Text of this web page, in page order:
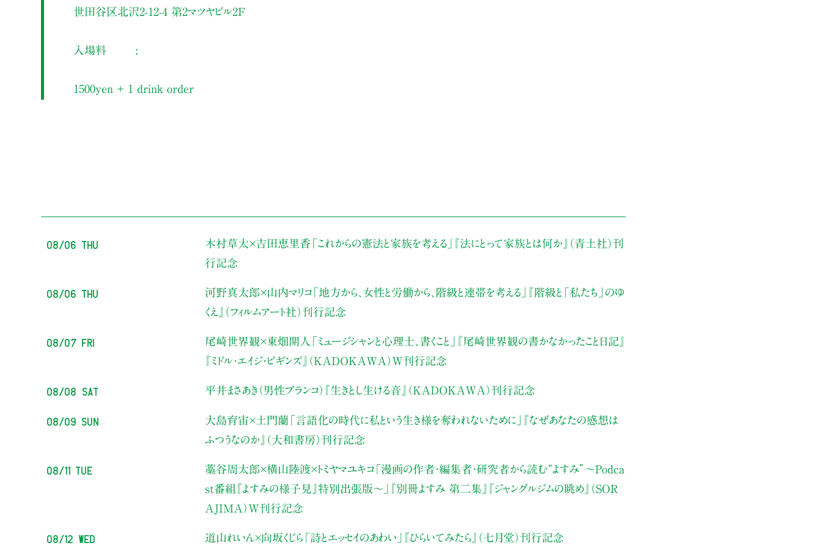
世田谷区北沢2-12-4 第2マツヤビル2F
入場料
1500yen ＋ 1 drink order
08/06 Thu 木村草太×吉田恵里香 「これからの憲法と家族を考える」
『法にとって家族とは何か』（青土社）刊
行記念
08/06 Thu 河野真太郎×山内マリコ「地方から、女性と労働から、階級と連帯を考える」
『階級と「私たち」のゆ
くえ』（フィルムアート社）刊行記念
08/07 Fri 尾崎世界観×東畑開人 「ミュージシャンと心理士、書くこと」
『尾崎世界観の書かなかったこと日記』
『ミドル・エイジ・ビギンズ』（KADOKAWA）W刊行記念
08/08 Sat 平井まさあき（男性ブランコ） 『生きとし生ける音』（KADOKAWA）刊行記念
08/09 Sun 大島育宙×土門蘭 「言語化の時代に私という生き様を奪われないために」
『なぜあなたの感想は
ふつうなのか』（大和書房）刊行記念
08/11 Tue 藁谷周太郎×横山陸渡×トミヤマユキコ「漫画の作者・編集者・研究者から読む“よすみ” 〜Podca
st番組『よすみの様子見』特別出張版〜」
『別冊よすみ 第二集』『ジャングルジムの眺め』（SOR
AJIMA）W刊行記念
08/12 Wed 道山れいん×向坂くじら 「詩とエッセイのあわい」 『ひらいてみたら』（七月堂）刊行記念